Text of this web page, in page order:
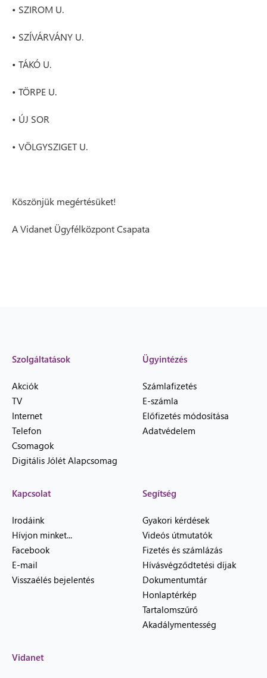
• SZIROM U.
• SZÍVÁRVÁNY U.
• TÁKÓ U.
• TÖRPE U.
• ÚJ SOR
• VÖLGYSZIGET U.
Köszönjük megértésüket!
A Vidanet Ügyfélközpont Csapata
Szolgáltatások
Akciók
TV
Internet
Telefon
Csomagok
Digitális Jólét Alapcsomag
Ügyintézés
Számlafizetés
E-számla
Előfizetés módosítása
Adatvédelem
Kapcsolat
Irodáink
Hívjon minket...
Facebook
E-mail
Visszaélés bejelentés
Segítség
Gyakori kérdések
Videós útmutatók
Fizetés és számlázás
Hívásvégződtetési díjak
Dokumentumtár
Honlaptérkép
Tartalomszűrő
Akadálymentesség
Vidanet